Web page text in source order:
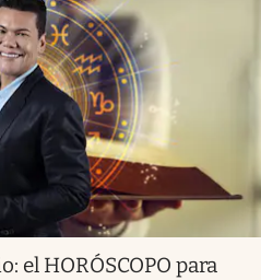
el HORÓSCOPO para